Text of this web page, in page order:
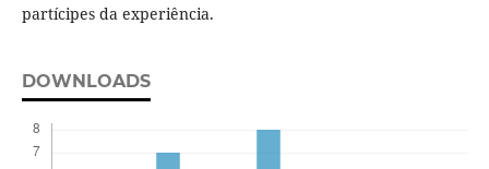
partícipes da experiência.
DOWNLOADS